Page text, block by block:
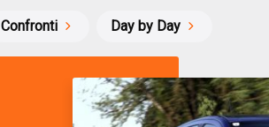
Confronti Day by Day